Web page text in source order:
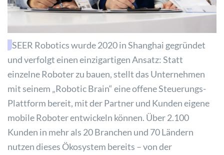
SEER Robotics wurde 2020 in Shanghai gegründet
und verfolgt einen einzigartigen Ansatz: Statt
einzelne Roboter zu bauen, stellt das Unternehmen
mit seinem „Robotic Brain“ eine offene Steuerungs-
Plattform bereit, mit der Partner und Kunden eigene
mobile Roboter entwickeln können. Über 2.100
Kunden in mehr als 20 Branchen und 70 Ländern
nutzen dieses Ökosystem bereits – von der